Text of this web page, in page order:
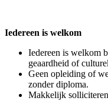
Iedereen is welkom
Iedereen is welkom
geaardheid of
Geen opleiding of
zonder diploma.
Makkelijk